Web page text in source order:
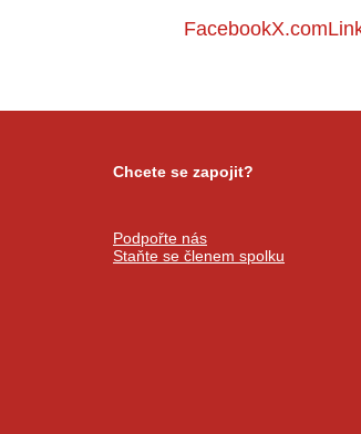
FacebookX.com
Chcete se zapojit?
Podpořte nás
Staňte se členem spolku